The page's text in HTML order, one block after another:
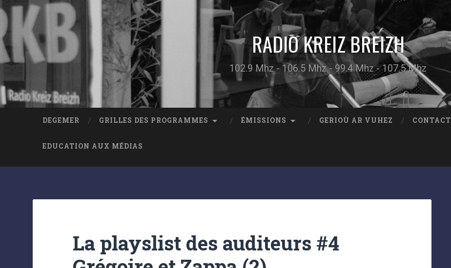
RADIO KREIZ BREIZH
102.9 Mhz - 106.5 Mhz - 99.4 Mhz - 107.5 Mhz
DEGEMER GRILLES DES PROGRAMMES ÉMISSIONS GERIOÙ AR VUHEZ CONTACT
EDUCATION AUX MÉDIAS
La playslist des auditeurs #4